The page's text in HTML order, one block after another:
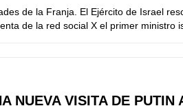
de la Franja. El Ejército de Israel
de la red social X el primer ministro
NUEVA VISITA DE PUTIN